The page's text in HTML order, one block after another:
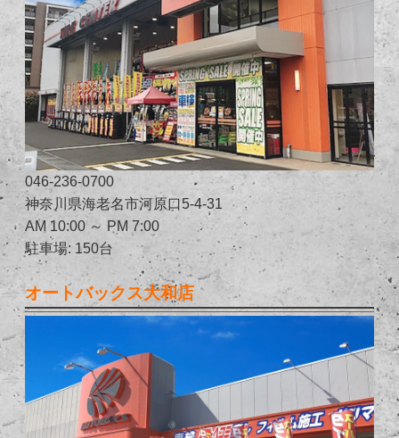
046-236-0700
神奈川県海老名市河原口5-4-31
AM 10:00 ～ PM 7:00
駐車場: 150台
オートバックス大和店